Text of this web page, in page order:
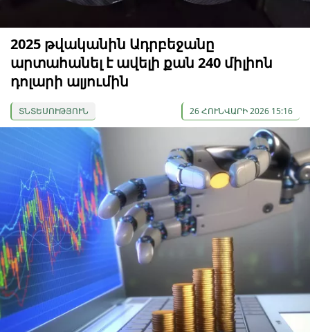
2025 թվականին Ադրբեջանը
արտահանել է ավելի քան 240 միլիոն
դոլարի ալյումին
ՏՆՏԵՍՈՒԹՅՈՒՆ 26 ՀՈՒՆՎԱՐԻ 2026 15:16